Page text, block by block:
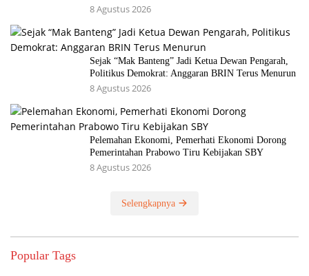
8 Agustus 2026
Sejak “Mak Banteng” Jadi Ketua Dewan Pengarah,
Politikus Demokrat: Anggaran BRIN Terus Menurun
8 Agustus 2026
Pelemahan Ekonomi, Pemerhati Ekonomi Dorong
Pemerintahan Prabowo Tiru Kebijakan SBY
8 Agustus 2026
Selengkapnya
Popular Tags